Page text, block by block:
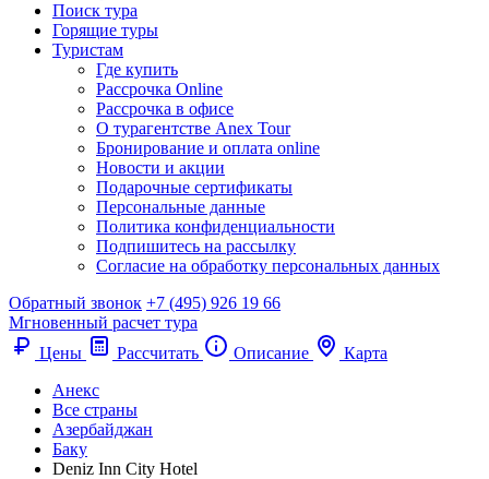
Поиск тура
Горящие туры
Туристам
Где купить
Рассрочка Online
Рассрочка в офисе
О турагентстве Anex Tour
Бронирование и оплата online
Новости и акции
Подарочные сертификаты
Персональные данные
Политика конфиденциальности
Подпишитесь на рассылку
Согласие на обработку персональных данных
Обратный звонок +7 (495) 926 19 66
Мгновенный расчет тура
Цены
Рассчитать Описание
Карта
Анекс
Все страны
Азербайджан
Баку
Deniz Inn City Hotel